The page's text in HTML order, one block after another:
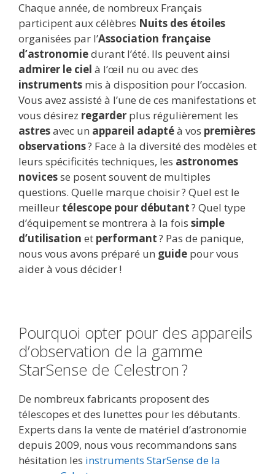
Chaque année, de nombreux Français
participent aux célèbres Nuits des étoiles
organisées par l’Association française
d’astronomiedurant l’été. Ils peuvent ainsi
admirer le ciel à l’œil nu ou avec des
instruments mis à disposition pour l’occasion.
Vous avez assisté à l’une de ces manifestations et
vous désirez regarder plus régulièrement les
astresavec un appareil adaptéà vos premières
observations? Face à la diversité des modèles et
leurs spécificités techniques, les astronomes
novicesse posent souvent de multiples
questions. Quelle marque choisir ? Quel est le
meilleur télescope pour débutant? Quel type
d’équipement se montrera à la fois simple
d’utilisation et performant? Pas de panique,
nous vous avons préparé un guide pour vous
aider à vous décider !
Pourquoi opter pour des appareils
d’observation de la gamme
StarSense de Celestron ?
De nombreux fabricants proposent des
télescopes et des lunettes pour les débutants.
Experts dans la vente de matériel d’astronomie
depuis 2009, nous vous recommandons sans
hésitation les instruments StarSense de la